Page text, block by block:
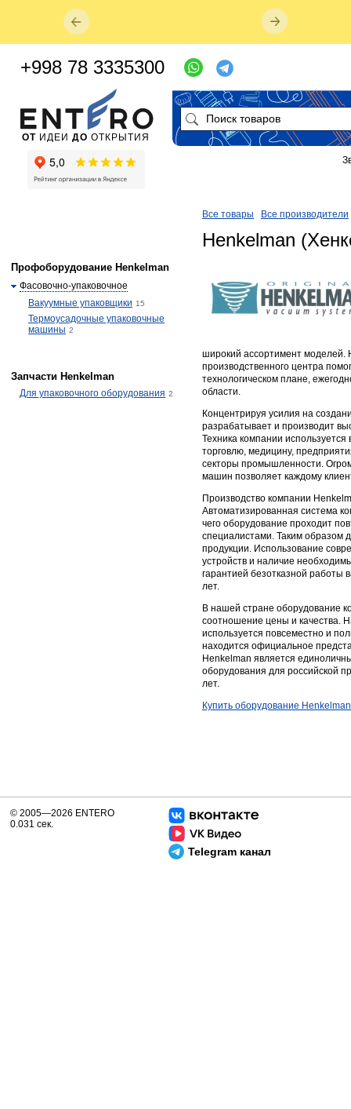
Все товары Все производители
Henkelman
широкий ассортимент моделей.
производственного центра
технологическом плане,
области.
Концентрируя усилия на
разрабатывает и производит
Техника компании
торговлю, медицину,
секторы промышленности.
машин позволяет каждому
Производство компании
Автоматизированная система
чего оборудование проходит
специалистами. Таким образом
продукции. Использование
устройств и наличие
гарантией безотказной работы
лет.
В нашей стране оборудование
соотношение цены и качества.
используется повсеместно и
находится официальное
Henkelman является
оборудования для российской
лет.
Купить оборудование Henkelman
Профоборудование Henkelman
Фасовочно-упаковочное
Вакуумные упаковщики 15
Термоусадочные упаковочные
машины 2
Запчасти Henkelman
Для упаковочного оборудования 2
ОТ ИДЕИ ДО ОТКРЫТИЯ
+998 78 3335300
Telegram канал
© 2005—2026 ENTERO
0.031 сек.